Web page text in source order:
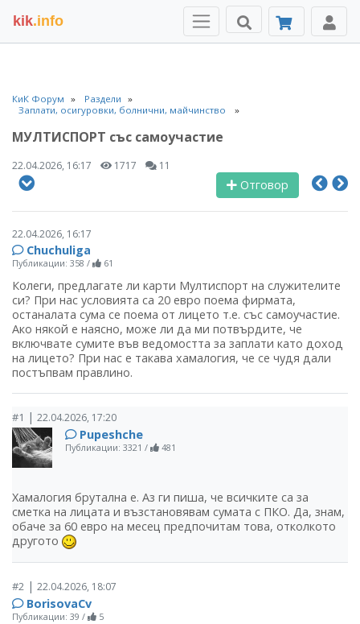
kik.info
КиК Форум
Раздели
Заплати, осигуровки, болнични, майчинство
МУЛТИСПОРТ със самоучастие
22.04.2026, 16:17 1717 11
Отговор
22.04.2026, 16:17
Chuchuliga
Публикации: 358 / 61
Колеги, предлагате ли карти Мултиспорт на служителите
си? При нас условията са 20 евро поема фирмата,
останалата сума се поема от лицето т.е. със самоучастие.
Ако някой е наясно, може ли да ми потвърдите, че
включвате сумите във ведомостта за заплати като доход
на лицето? При нас е такава хамалогия, че се чудя дали
постъпвам правлино.
#1 | 22.04.2026, 17:20
Pupeshche
Публикации: 3321 / 481
Хамалогия брутална е. Аз ги пиша, че всичките са за
сметка на лицата и възстановявам сумата с ПКО. Да, знам,
обаче за 60 евро на месец предпочитам това, отколкото
другото
#2 | 22.04.2026, 18:07
BorisovaCv
Публикации: 39 / 5